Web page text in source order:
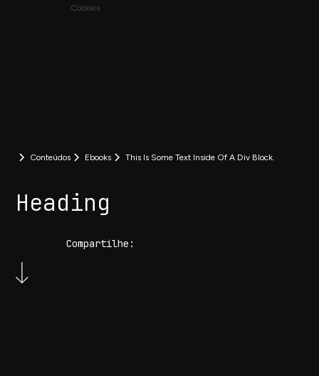
Cookies
Conteúdos Ebooks This Is Some Text Inside Of A Div Block.
Heading
Compartilhe: